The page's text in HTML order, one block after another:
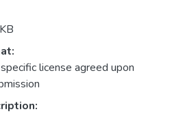
license agreed upon